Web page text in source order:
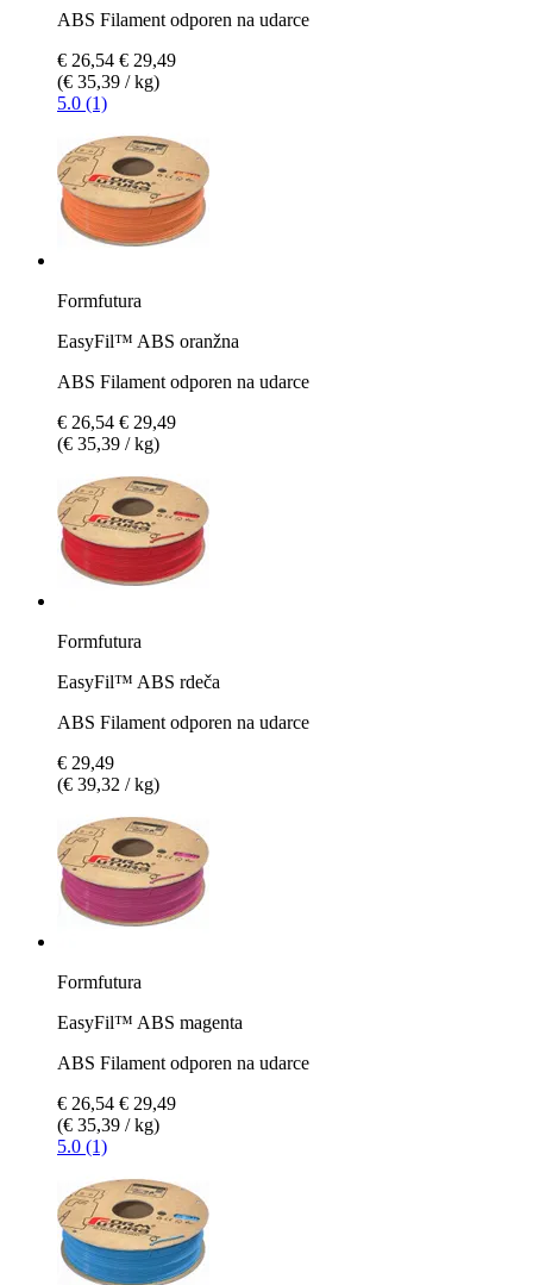
ABS Filament odporen na udarce
€ 26,54 € 29,49
(€ 35,39 / kg)
5.0 (1)
Formfutura
EasyFil™ ABS oranžna
ABS Filament odporen na udarce
€ 26,54 € 29,49
(€ 35,39 / kg)
Formfutura
EasyFil™ ABS rdeča
ABS Filament odporen na udarce
€ 29,49
(€ 39,32 / kg)
Formfutura
EasyFil™ ABS magenta
ABS Filament odporen na udarce
€ 26,54 € 29,49
(€ 35,39 / kg)
5.0 (1)